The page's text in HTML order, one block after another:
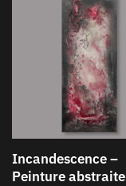
Incandescence –
Peinture abstraite